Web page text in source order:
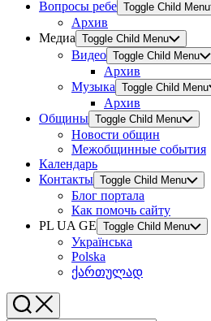
Вопросы ребе Toggle Child Menu
Архив
Медиа Toggle Child Menu
Видео Toggle Child Menu
Архив
Музыка Toggle Child Menu
Архив
Общины Toggle Child Menu
Новости общин
Межобщинные события
Календарь
Контакты Toggle Child Menu
Блог портала
Как помочь сайту
PL UA GE Toggle Child Menu
Українська
Polska
ქართულად